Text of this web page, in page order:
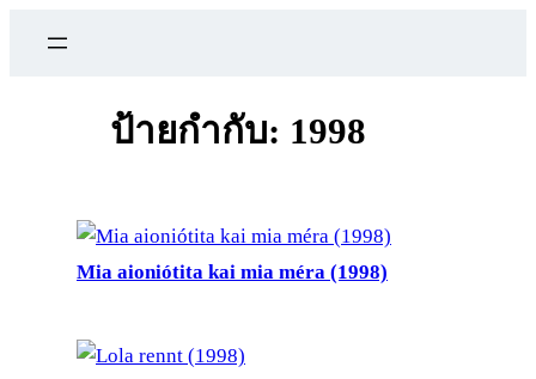
ป้ายกำกับ: 1998
Mia aioniótita kai mia méra (1998)